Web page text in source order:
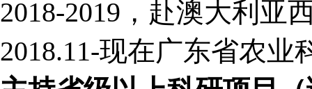
2018-2019，赴澳大利亚
2018.11-现在广东省农